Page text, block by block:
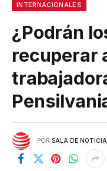
INTERNACIONALES
¿Podrán
recuperar
POR SALA DE